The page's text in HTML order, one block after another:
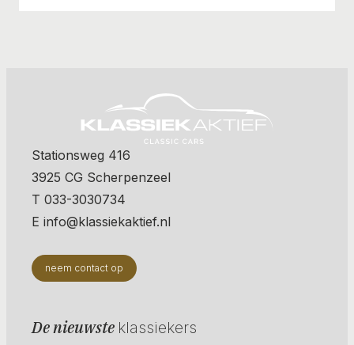
Stationsweg 416
3925 CG Scherpenzeel
T 033-3030734
E info@klassiekaktief.nl
neem contact op
De nieuwste klassiekers